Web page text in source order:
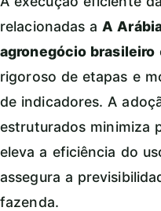
relacionadas a A
agronegócio brasileiro
rigoroso de etapas e
de indicadores. A
estruturados minimiza
eleva a eficiência do
assegura a
fazenda.